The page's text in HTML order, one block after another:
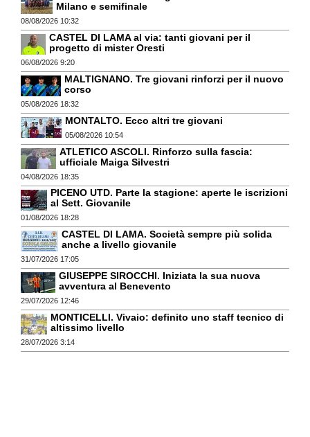
Milano e semifinale
08/08/2026 10:32
CASTEL DI LAMA al via: tanti giovani per il
progetto di mister Oresti
06/08/2026 9:20
MALTIGNANO. Tre giovani rinforzi per il nuovo
corso
05/08/2026 18:32
MONTALTO. Ecco altri tre giovani
05/08/2026 10:54
ATLETICO ASCOLI. Rinforzo sulla fascia:
ufficiale Maiga Silvestri
04/08/2026 18:35
PICENO UTD. Parte la stagione: aperte le iscrizioni
al Sett. Giovanile
01/08/2026 18:28
CASTEL DI LAMA. Società sempre più solida
anche a livello giovanile
31/07/2026 17:05
GIUSEPPE SIROCCHI. Iniziata la sua nuova
avventura al Benevento
29/07/2026 12:46
MONTICELLI. Vivaio: definito uno staff tecnico di
altissimo livello
28/07/2026 3:14